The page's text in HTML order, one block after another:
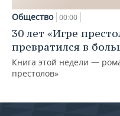
Общество 00:00
30 лет «Игре
превратился в
Книга этой недели —
престолов»